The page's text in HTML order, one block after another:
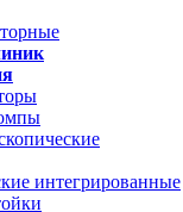
интегрированные